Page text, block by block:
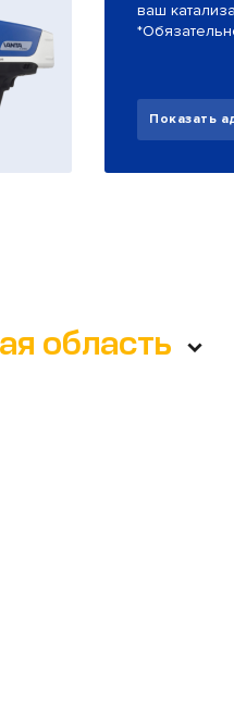
ваш
Показать
область